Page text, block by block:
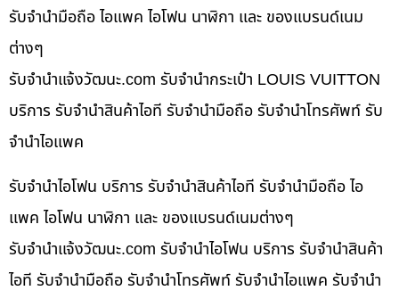
รับจำนำมือถือ ไอแพค ไอโฟน นาฬิกา และ ของแบรนด์เนม
ต่างๆ
รับจํานําแจ้งวัฒนะ.com รับจำนำกระเป๋า LOUIS VUITTON
บริการ รับจำนำสินค้าไอที รับจำนำมือถือ รับจำนำโทรศัพท์ รับ
จำนำไอแพค
รับจำนำไอโฟน บริการ รับจำนำสินค้าไอที รับจำนำมือถือ ไอ
แพค ไอโฟน นาฬิกา และ ของแบรนด์เนมต่างๆ
รับจํานําแจ้งวัฒนะ.com รับจำนำไอโฟน บริการ รับจำนำสินค้า
ไอที รับจำนำมือถือ รับจำนำโทรศัพท์ รับจำนำไอแพค รับจำนำ